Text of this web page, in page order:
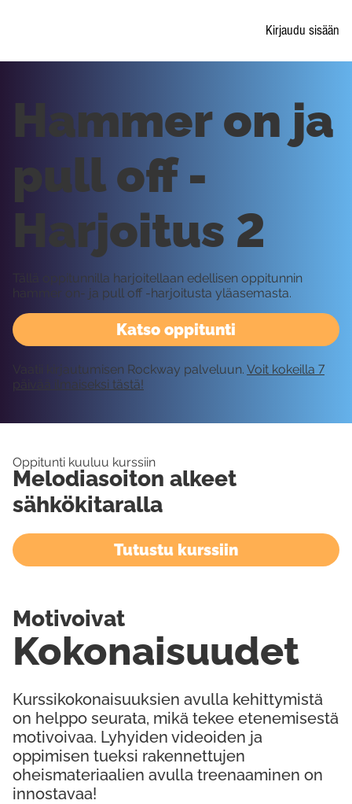
Kirjaudu sisään
Katso oppitunti
Hammer on ja
pull off -
Harjoitus 2
Tällä oppitunnilla harjoitellaan edellisen oppitunnin
hammer on- ja pull off -harjoitusta yläasemasta.
Vaatii kirjautumisen Rockway palveluun. Voit kokeilla 7
päivää ilmaiseksi tästä!
Oppitunti kuuluu kurssiin
Melodiasoiton alkeet
sähkökitaralla
Tutustu kurssiin
Kurssikokonaisuuksien avulla kehittymistä
on helppo seurata, mikä tekee etenemisestä
motivoivaa. Lyhyiden videoiden ja
oppimisen tueksi rakennettujen
oheismateriaalien avulla treenaaminen on
innostavaa!
Kokonaisuudet
Motivoivat